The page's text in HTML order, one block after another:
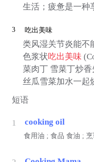
生活；疲惫是一种
3 吃出美味
类风湿关节炎能不
色浆状吃出美味
菜肉丁 雪菜丁炒
丝瓜雪菜加水一起
短语
1 cooking oil
食用油 ; 食品 食油 ; 烹